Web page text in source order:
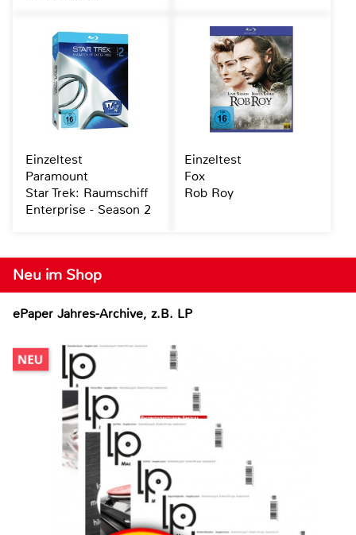
Neu im Shop
ePaper Jahres-Archive, z.B. LP
Einzeltest
Paramount
Star Trek: Raumschiff
Enterprise - Season 2
Einzeltest
Fox
Rob Roy